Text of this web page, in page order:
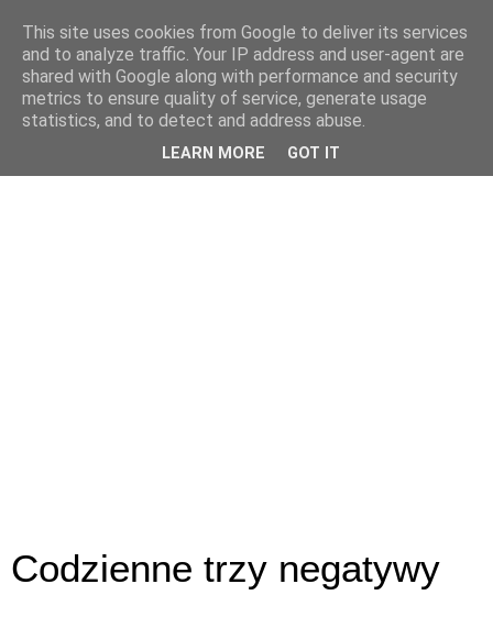
Codzienne trzy negatywy
This site uses cookies from Google to deliver its services
and to analyze traffic. Your IP address and user-agent are
shared with Google along with performance and security
metrics to ensure quality of service, generate usage
statistics, and to detect and address abuse.
LEARN MORE GOT IT